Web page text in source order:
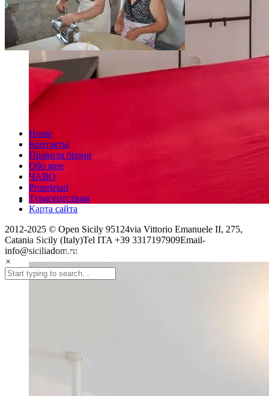
ВХОД В СПАЛЬНЮ АННЫ
Home
Контакты
Правила брони
Обо мне
ЧАВО
Proprietari
Турагентствам
Карта сайта
2012-2025 © Open Sicily 95124via Vittorio Emanuele II, 275,
Catania Sicily (Italy)Tel ITA +39 3317197909Email-
info@siciliadom.ru
×